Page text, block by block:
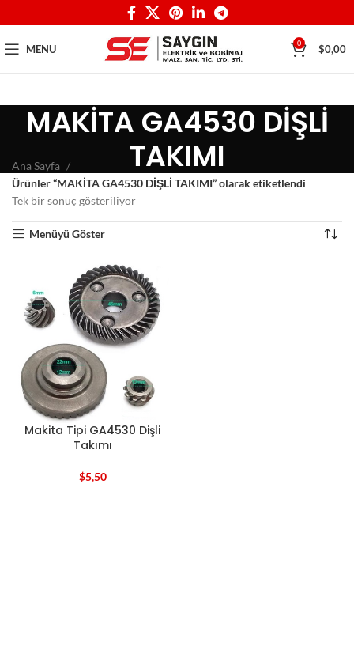
MENU 0 $0,00
MAKİTA GA4530 DİŞLİ
TAKIMI
Ana Sayfa
Ürünler “MAKİTA GA4530 DİŞLİ TAKIMI” olarak etiketlendi
Tek bir sonuç gösteriliyor
Menüyü Göster
Makita Tipi GA4530 Dişli
Takımı
$5,50